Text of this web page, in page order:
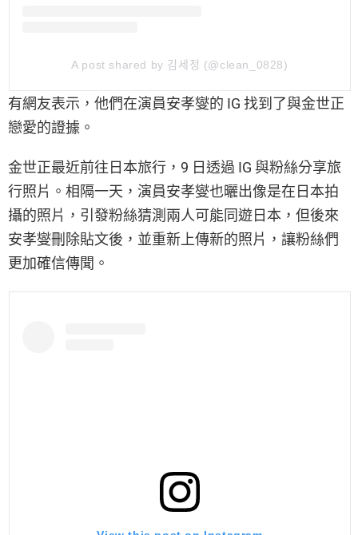
A post shared by 김세정 (@clean_0828)
有網友表示，他們在演員安孝燮的 IG 找到了與金世正
戀愛的證據。
金世正最近前往日本旅行，9 日透過 IG 與粉絲分享旅
行照片。相隔一天，演員安孝燮也曬出像是在日本拍
攝的照片，引發粉絲猜測兩人可能同遊日本，但後來
安孝燮刪除貼文後，並重新上傳新的照片，讓粉絲們
更加確信傳聞。